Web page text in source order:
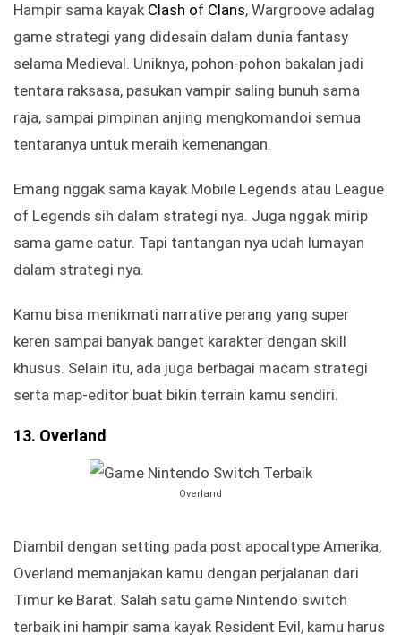
Hampir sama kayak Clash of Clans, Wargroove adalag
game strategi yang didesain dalam dunia fantasy
selama Medieval. Uniknya, pohon-pohon bakalan jadi
tentara raksasa, pasukan vampir saling bunuh sama
raja, sampai pimpinan anjing mengkomandoi semua
tentaranya untuk meraih kemenangan.
Emang nggak sama kayak Mobile Legends atau League
of Legends sih dalam strategi nya. Juga nggak mirip
sama game catur. Tapi tantangan nya udah lumayan
dalam strategi nya.
Kamu bisa menikmati narrative perang yang super
keren sampai banyak banget karakter dengan skill
khusus. Selain itu, ada juga berbagai macam strategi
serta map-editor buat bikin terrain kamu sendiri.
13. Overland
Overland
Diambil dengan setting pada post apocaltype Amerika,
Overland memanjakan kamu dengan perjalanan dari
Timur ke Barat. Salah satu game Nintendo switch
terbaik ini hampir sama kayak Resident Evil, kamu harus